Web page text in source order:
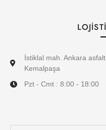
İstiklal mah. Ankara
Kemalpaşa
Pzt - Cmt : 8:00 - 18:00